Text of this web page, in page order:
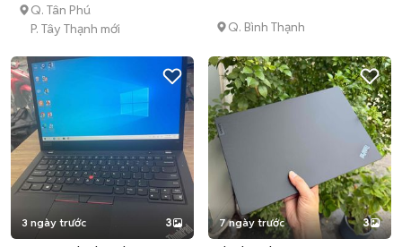
Q. Tân Phú
P. Tây Thạnh mới
Q. Bình Thạnh
3 ngày trước 3 7 ngày trước 3